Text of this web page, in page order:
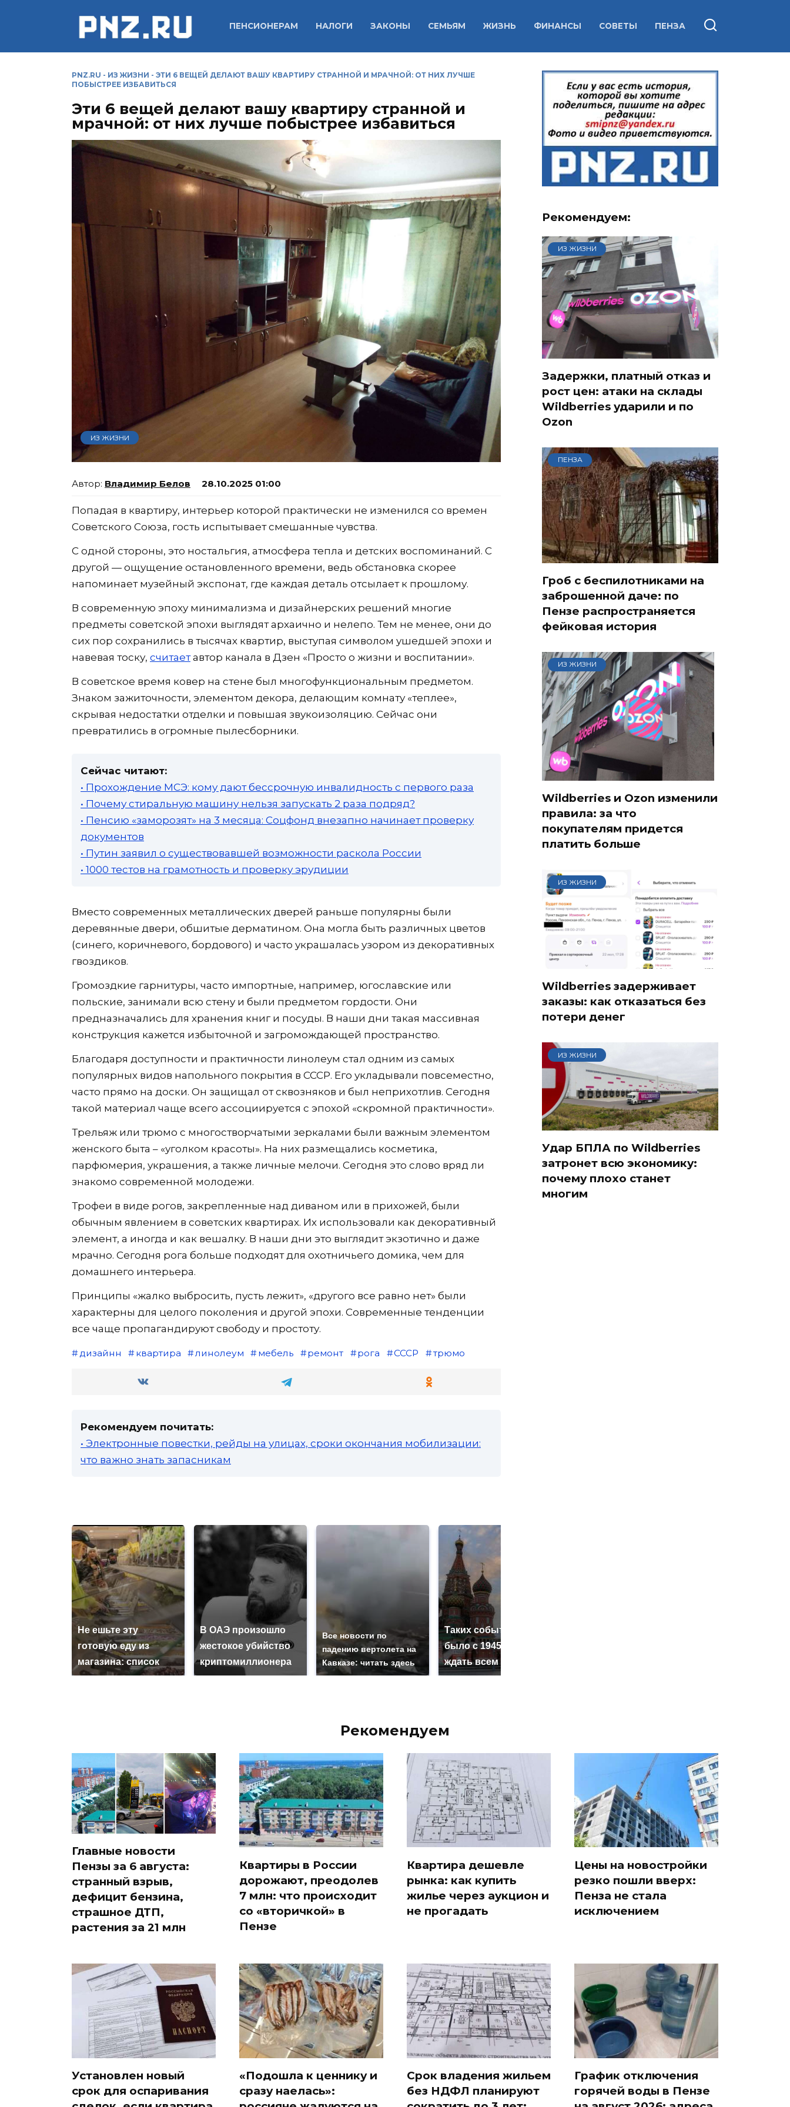
ПЕНСИОНЕРАМ НАЛОГИ ЗАКОНЫ СЕМЬЯМ ЖИЗНЬ ФИНАНСЫ СОВЕТЫ ПЕНЗА
PNZ.RU - ИЗ ЖИЗНИ - ЭТИ 6 ВЕЩЕЙ ДЕЛАЮТ ВАШУ КВАРТИРУ СТРАННОЙ И МРАЧНОЙ: ОТ НИХ ЛУЧШЕ
ПОБЫСТРЕЕ ИЗБАВИТЬСЯ
Эти 6 вещей делают вашу квартиру странной и
мрачной: от них лучше побыстрее избавиться
ИЗ ЖИЗНИ
Владимир Белов 28.10.2025 01:00
Попадая в квартиру, интерьер которой практически не изменился со времен
Советского Союза, гость испытывает смешанные чувства.
С одной стороны, это ностальгия, атмосфера тепла и детских воспоминаний. С
другой — ощущение остановленного времени, ведь обстановка скорее
напоминает музейный экспонат, где каждая деталь отсылает к прошлому.
В современную эпоху минимализма и дизайнерских решений многие
предметы советской эпохи выглядят архаично и нелепо. Тем не менее, они до
сих пор сохранились в тысячах квартир, выступая символом ушедшей эпохи и
навевая тоску, считаетавтор канала в Дзен «Просто о жизни и воспитании».
В советское время ковер на стене был многофункциональным предметом.
Знаком зажиточности, элементом декора, делающим комнату «теплее»,
скрывая недостатки отделки и повышая звукоизоляцию. Сейчас они
превратились в огромные пылесборники.
Сейчас читают:
• Прохождение МСЭ: кому дают бессрочную инвалидность с первого раза
• Почему стиральную машину нельзя запускать 2 раза подряд?
• Пенсию «заморозят» на 3 месяца: Соцфонд внезапно начинает проверку
документов
• Путин заявил о существовавшей возможности раскола России
• 1000 тестов на грамотность и проверку эрудиции
Вместо современных металлических дверей раньше популярны были
деревянные двери, обшитые дерматином. Она могла быть различных цветов
(синего, коричневого, бордового) и часто украшалась узором из декоративных
гвоздиков.
Громоздкие гарнитуры, часто импортные, например, югославские или
польские, занимали всю стену и были предметом гордости. Они
предназначались для хранения книг и посуды. В наши дни такая массивная
конструкция кажется избыточной и загромождающей пространство.
Благодаря доступности и практичности линолеум стал одним из самых
популярных видов напольного покрытия в СССР. Его укладывали повсеместно,
часто прямо на доски. Он защищал от сквозняков и был неприхотлив. Сегодня
такой материал чаще всего ассоциируется с эпохой «скромной практичности».
Трельяж или трюмо с многостворчатыми зеркалами были важным элементом
женского быта – «уголком красоты». На них размещались косметика,
парфюмерия, украшения, а также личные мелочи. Сегодня это слово вряд ли
знакомо современной молодежи.
Трофеи в виде рогов, закрепленные над диваном или в прихожей, были
обычным явлением в советских квартирах. Их использовали как декоративный
элемент, а иногда и как вешалку. В наши дни это выглядит экзотично и даже
мрачно. Сегодня рога больше подходят для охотничьего домика, чем для
домашнего интерьера.
Принципы «жалко выбросить, пусть лежит», «другого все равно нет» были
характерны для целого поколения и другой эпохи. Современные тенденции
все чаще пропагандируют свободу и простоту.
дизайнн квартира линолеум мебель ремонт рога СССР трюмо
Рекомендуем почитать:
• Электронные повестки, рейды на улицах, сроки окончания мобилизации:
что важно знать запасникам
Не ешьте эту
готовую еду из
магазина: список
В ОАЭ произошло
жестокое убийство
криптомиллионера
Все новости по
падению вертолета на
Кавказе: читать здесь
Таких событий не
было с 1945: чего
ждать всем нам?
Рекомендуем:
ИЗ ЖИЗНИ
Задержки, платный отказ и
рост цен: атаки на склады
Wildberries ударили и по
Ozon
ПЕНЗА
Гроб с беспилотниками на
заброшенной даче: по
Пензе распространяется
фейковая история
ИЗ ЖИЗНИ
Wildberries и Ozon изменили
правила: за что
покупателям придется
платить больше
ИЗ ЖИЗНИ
Wildberries задерживает
заказы: как отказаться без
потери денег
ИЗ ЖИЗНИ
Удар БПЛА по Wildberries
затронет всю экономику:
почему плохо станет
многим
Рекомендуем
Главные новости
Пензы за 6 августа:
странный взрыв,
дефицит бензина,
страшное ДТП,
растения за 21 млн
Квартиры в России
дорожают, преодолев
7 млн: что происходит
со «вторичкой» в
Пензе
Квартира дешевле
рынка: как купить
жилье через аукцион и
не прогадать
Цены на новостройки
резко пошли вверх:
Пенза не стала
исключением
Установлен новый
срок для оспаривания
«Подошла к ценнику и
сразу наелась»:
Срок владения жильем
без НДФЛ планируют
График отключения
горячей воды в Пензе